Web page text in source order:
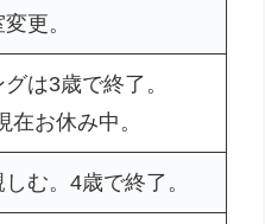
更。
は3歳で終了。
在お休み中。
む。4歳で終了。